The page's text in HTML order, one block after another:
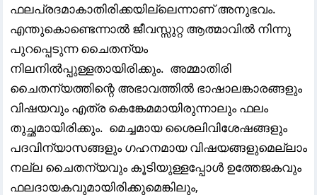
ഫലപ്രദമാകാതിരിക്കയില്ലെന്നാണ് അനുഭവം.
എന്തുകൊണ്ടെന്നാൽ ജീവസ്സുറ്റ ആത്മാവിൽ നിന്നു
പുറപ്പെടുന്ന ചൈതന്യം
നിലനിൽപ്പുള്ളതായിരിക്കും. അമ്മാതിരി
ചൈതന്യത്തിന്റെ അഭാവത്തിൽ ഭാഷാലങ്കാരങ്ങളും
വിഷയവും എത്ര കെങ്കേമമായിരുന്നാലും ഫലം
തുച്ഛമായിരിക്കും. മെച്ചമായ ശൈലിവിശേഷങ്ങളും
പദവിന്യാസങ്ങളും ഗഹനമായ വിഷയങ്ങളുമെല്ലാം
നല്ല ചൈതന്യവും കൂടിയുള്ളപ്പോൾ ഉത്തേജകവും
ഫലദായകവുമായിരിക്കുമെങ്കിലും,